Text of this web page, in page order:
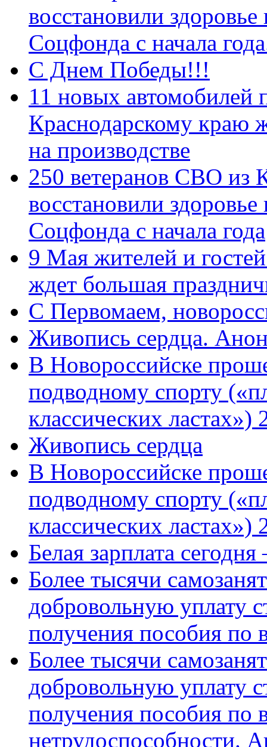
восстановили
Соцфонда с начала
С Днем Победы!!!
11 новых автомобилей
Краснодарскому краю
на производстве
250 ветеранов СВО из
восстановили
Соцфонда с начала года
9 Мая жителей и
ждет большая
C Первомаем,
Живопись сердца.
В Новороссийске
подводному спорту
классических
Живопись сердца
В Новороссийске
подводному спорту
классических ластах»)
Белая зарплата
Более тысячи
добровольную уплату
получения пособия по
Более тысячи
добровольную уплату
получения пособия по
нетрудоспособности.